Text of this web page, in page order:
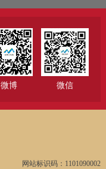
微博 微信
网站标识码：1101090002